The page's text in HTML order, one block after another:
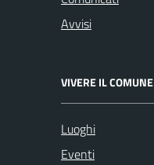
Avvisi
VIVERE IL COMUNE
Luoghi
Eventi